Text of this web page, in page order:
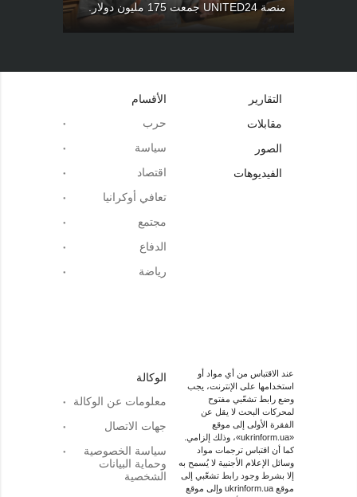
منصة UNITED24 جمعت 175 مليون دولار.
الأقسام
حرب
سياسة
اقتصاد
تعافي أوكرانيا
مجتمع
الدفاع
رياضة
الوكالة
معلومات عن الوكالة
جهات الاتصال
سياسة الخصوصية
وحماية البيانات
الشخصية
التقارير
مقابلات
الصور
الفيديوهات
عند الاقتباس من أي مواد أو
استخدامها على الإنترنت، يجب
وضع رابط تشعّبي مفتوح
لمحركات البحث لا يقل عن
الفقرة الأولى إلى موقع
«ukrinform.ua»، وذلك إلزامي.
كما أن اقتباس ترجمات مواد
وسائل الإعلام الأجنبية لا يُسمح به
إلا بشرط وجود رابط تشعّبي إلى
موقع ukrinform.ua وإلى موقع